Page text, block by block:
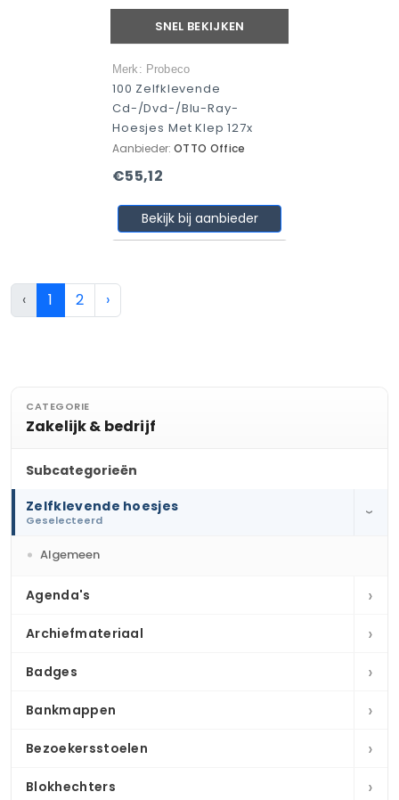
SNEL BEKIJKEN
Merk: Probeco
100 Zelfklevende
Cd-/dvd-/blu-Ray-
Hoesjes Met Klep 127x
Aanbieder: OTTO Office
€55,12
Bekijk bij aanbieder
‹ 1 2 ›
CATEGORIE
Zakelijk & bedrijf
Subcategorieën
Zelfklevende hoesjes
Geselecteerd
›
Algemeen
Agenda's ›
Archiefmateriaal ›
Badges ›
Bankmappen ›
Bezoekersstoelen ›
Blokhechters ›